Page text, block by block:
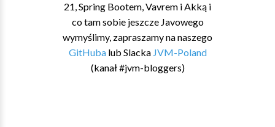
21, Spring Bootem, Vavrem i Akką i
co tam sobie jeszcze Javowego
wymyślimy, zapraszamy na naszego
GitHubalub Slacka JVM-Poland
(kanał #jvm-bloggers)